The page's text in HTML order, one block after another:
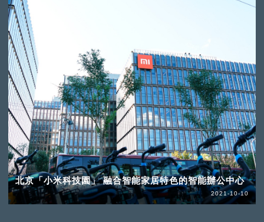
北京「小米科技園」 融合智能家居特色的智能辦公中心
2021-10-10